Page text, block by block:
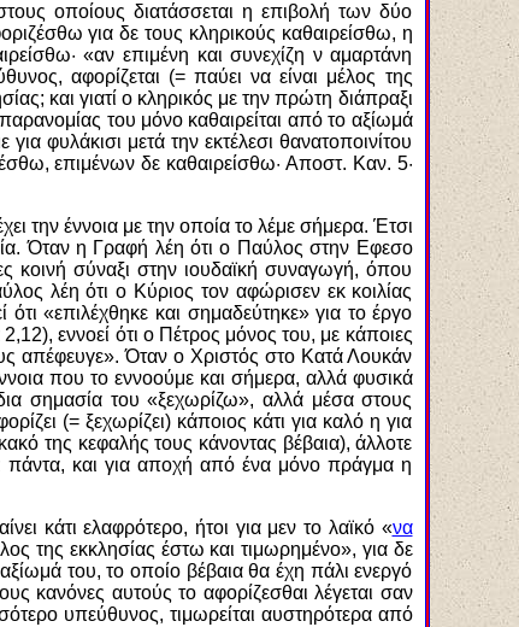
οποίους διατάσσεται η επιβολή των δύο
για δε τους κληρικούς καθαιρείσθω, η
«αν επιμένη και συνεχίζη ν αμαρτάνη
αφορίζεται (= παύει να είναι μέλος της
και γιατί ο κληρικός με την πρώτη διάπραξι
του μόνο καθαιρείται από το αξίωμά
φυλάκισι μετά την εκτέλεσι θανατοποινίτου
επιμένων δε καθαιρείσθω· Αποστ. Καν. 5·
την έννοια με την οποία το λέμε σήμερα. Έτσι
Όταν η Γραφή λέη ότι ο Παύλος στην Εφεσο
κοινή σύναξι στην ιουδαϊκή συναγωγή, όπου
λέη ότι ο Κύριος τον αφώρισεν εκ κοιλίας
«επιλέχθηκε και σημαδεύτηκε» για το έργο
εννοεί ότι ο Πέτρος μόνος του, με κάποιες
απέφευγε». Όταν ο Χριστός στο Κατά Λουκάν
που το εννοούμε και σήμερα, αλλά φυσικά
σημασία του «ξεχωρίζω», αλλά μέσα στους
(= ξεχωρίζει) κάποιος κάτι για καλό η για
της κεφαλής τους κάνοντας βέβαια), άλλοτε
πάντα, και για αποχή από ένα μόνο πράγμα η
κάτι ελαφρότερο, ήτοι για μεν το λαϊκό «να
της εκκλησίας έστω και τιμωρημένο», για δε
του, το οποίο βέβαια θα έχη πάλι ενεργό
κανόνες αυτούς το αφορίζεσθαι λέγεται σαν
υπεύθυνος, τιμωρείται αυστηρότερα από